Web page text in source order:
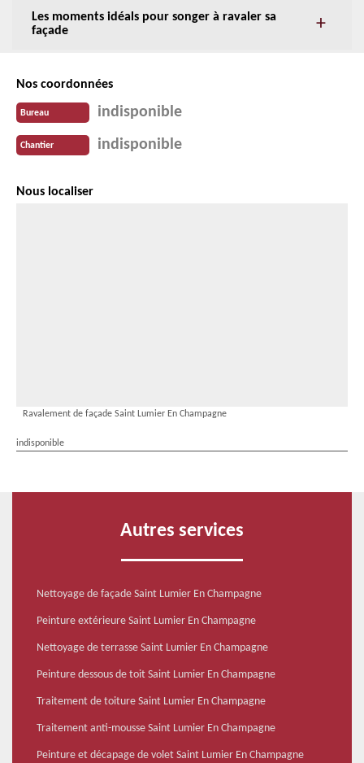
Les moments idéals pour songer à ravaler sa
façade
Nos coordonnées
Bureau indisponible
Chantier indisponible
Nous localiser
Ravalement de façade Saint Lumier En Champagne
indisponible
Autres services
Nettoyage de façade Saint Lumier En Champagne
Peinture extérieure Saint Lumier En Champagne
Nettoyage de terrasse Saint Lumier En Champagne
Peinture dessous de toit Saint Lumier En Champagne
Traitement de toiture Saint Lumier En Champagne
Traitement anti-mousse Saint Lumier En Champagne
Peinture et décapage de volet Saint Lumier En Champagne